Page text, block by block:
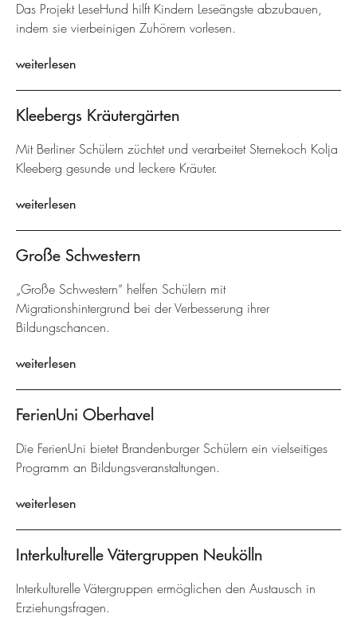
Das Projekt LeseHund hilft Kindern Leseängste abzubauen,
indem sie vierbeinigen Zuhörern vorlesen.
weiterlesen
Kleebergs Kräutergärten
Mit Berliner Schülern züchtet und verarbeitet Sternekoch Kolja
Kleeberg gesunde und leckere Kräuter.
weiterlesen
Große Schwestern
„Große Schwestern“ helfen Schülern mit
Migrationshintergrund bei der Verbesserung ihrer
Bildungschancen.
weiterlesen
FerienUni Oberhavel
Die FerienUni bietet Brandenburger Schülern ein vielseitiges
Programm an Bildungsveranstaltungen.
weiterlesen
Interkulturelle Vätergruppen Neukölln
Interkulturelle Vätergruppen ermöglichen den Austausch in
Erziehungsfragen.